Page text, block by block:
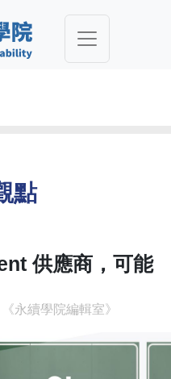
點
供應商，可能
永續學院編輯室》